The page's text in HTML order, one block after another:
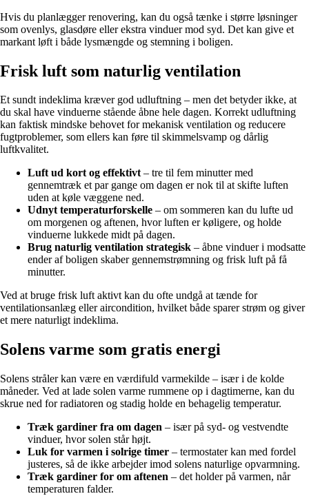
Hvis du planlægger renovering, kan du også tænke i større løsninger
som ovenlys, glasdøre eller ekstra vinduer mod syd. Det kan give et
markant løft i både lysmængde og stemning i boligen.
Frisk luft som naturlig ventilation
Et sundt indeklima kræver god udluftning – men det betyder ikke, at
du skal have vinduerne stående åbne hele dagen. Korrekt udluftning
kan faktisk mindske behovet for mekanisk ventilation og reducere
fugtproblemer, som ellers kan føre til skimmelsvamp og dårlig
luftkvalitet.
Luft ud kort og effektivt– tre til fem minutter med
gennemtræk et par gange om dagen er nok til at skifte luften
uden at køle væggene ned.
Udnyt temperaturforskelle – om sommeren kan du lufte ud
om morgenen og aftenen, hvor luften er køligere, og holde
vinduerne lukkede midt på dagen.
Brug naturlig ventilation strategisk – åbne vinduer i modsatte
ender af boligen skaber gennemstrømning og frisk luft på få
minutter.
Ved at bruge frisk luft aktivt kan du ofte undgå at tænde for
ventilationsanlæg eller aircondition, hvilket både sparer strøm og giver
et mere naturligt indeklima.
Solens varme som gratis energi
Solens stråler kan være en værdifuld varmekilde – især i de kolde
måneder. Ved at lade solen varme rummene op i dagtimerne, kan du
skrue ned for radiatoren og stadig holde en behagelig temperatur.
Træk gardiner fra om dagen – især på syd- og vestvendte
vinduer, hvor solen står højt.
Luk for varmen i solrige timer – termostater kan med fordel
justeres, så de ikke arbejder imod solens naturlige opvarmning.
Træk gardiner for om aftenen – det holder på varmen, når
temperaturen falder.